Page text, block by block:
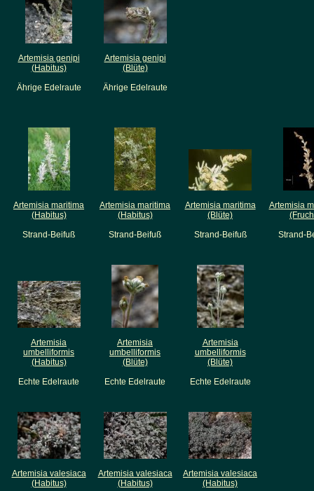
Artemisia genipi
(Habitus)
Ährige Edelraute
Artemisia genipi
(Blüte)
Ährige Edelraute
Artemisia maritima
(Habitus)
Strand-Beifuß
Artemisia maritima
(Habitus)
Strand-Beifuß
Artemisia maritima
(Blüte)
Strand-Beifuß
Artemisia
Strand-
Artemisia
umbelliformis
(Habitus)
Echte Edelraute
Artemisia
umbelliformis
(Blüte)
Echte Edelraute
Artemisia
umbelliformis
(Blüte)
Echte Edelraute
Artemisia valesiaca
(Habitus)
Artemisia valesiaca
(Habitus)
Artemisia valesiaca
(Habitus)